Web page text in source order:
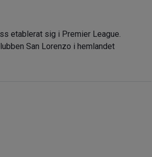
etablerat sig i Premier League.
San Lorenzo i hemlandet